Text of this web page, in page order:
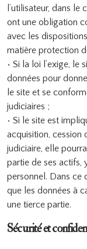
l’utilisateur, dans
ont une obligation
avec les
matière protection
• Si la loi l’exige, le
données pour
le site et se
judiciaires ;
• Si le site est
acquisition, cession
judiciaire, elle
partie de ses actifs,
personnel. Dans ce
que les données à
une tierce partie.
Sécurité et